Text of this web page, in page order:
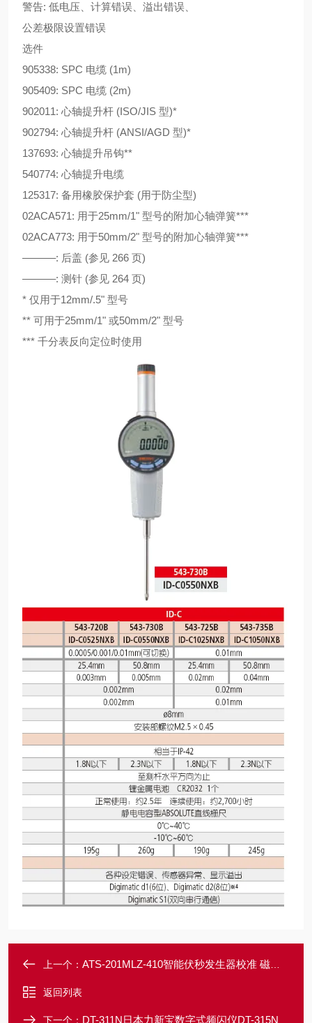
警告: 低电压、计算错误、溢出错误、
公差极限设置错误
选件
905338: SPC 电缆 (1m)
905409: SPC 电缆 (2m)
902011: 心轴提升杆 (ISO/JIS 型)*
902794: 心轴提升杆 (ANSI/AGD 型)*
137693: 心轴提升吊钩**
540774: 心轴提升电缆
125317: 备用橡胶保护套 (用于防尘型)
02ACA571: 用于25mm/1" 型号的附加心轴弹簧***
02ACA773: 用于50mm/2" 型号的附加心轴弹簧***
––––––: 后盖 (参见 266 页)
––––––: 测针 (参见 264 页)
* 仅用于12mm/.5" 型号
** 可用于25mm/1" 或50mm/2" 型号
*** 千分表反向定位时使用
上一个： ATS-201MLZ-410智能伏秒发生器校准 磁通计
返回列表
下一个： DT-311N日本力新宝数字式频闪仪DT-315N